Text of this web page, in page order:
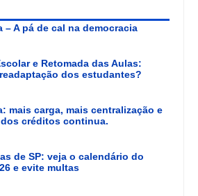
– A pá de cal na democracia
e Retomada das Aulas:
dos estudantes?
mais carga, mais centralização e
créditos continua.
de SP: veja o calendário do
e evite multas